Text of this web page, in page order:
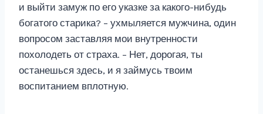
и выйти замуж по его указке за какого-нибудь
богатого старика? – ухмыляется мужчина, один
вопросом заставляя мои внутренности
похолодеть от страха. – Нет, дорогая, ты
останешься здесь, и я займусь твоим
воспитанием вплотную.